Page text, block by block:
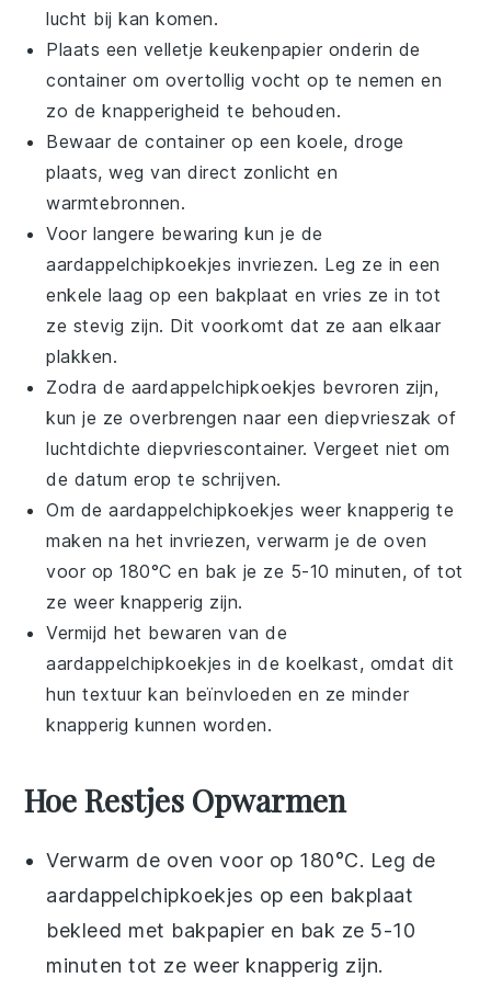
lucht bij kan komen.
Plaats een velletje keukenpapier onderin de
container om overtollig vocht op te nemen en
zo de knapperigheid te behouden.
Bewaar de container op een koele, droge
plaats, weg van direct zonlicht en
warmtebronnen.
Voor langere bewaring kun je de
aardappelchipkoekjes invriezen. Leg ze in een
enkele laag op een bakplaat en vries ze in tot
ze stevig zijn. Dit voorkomt dat ze aan elkaar
plakken.
Zodra de aardappelchipkoekjes bevroren zijn,
kun je ze overbrengen naar een diepvrieszak of
luchtdichte diepvriescontainer. Vergeet niet om
de datum erop te schrijven.
Om deaardappelchipkoekjes weer knapperig te
maken na het invriezen, verwarm je de oven
voor op 180°C en bak je ze 5-10 minuten, of tot
ze weer knapperig zijn.
Vermijd het bewaren van de
aardappelchipkoekjes in de koelkast, omdat dit
hun textuur kan beïnvloeden en ze minder
knapperig kunnen worden.
Hoe Restjes Opwarmen
Verwarm de oven voor op 180°C. Leg de
aardappelchipkoekjes op een bakplaat
bekleed met bakpapier en bak ze 5-10
minuten tot ze weer knapperig zijn.